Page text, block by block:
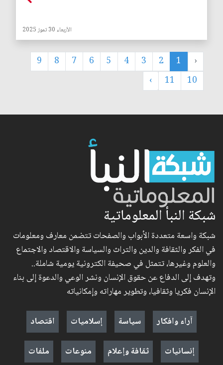
الأربعاء 30 تموز 2025
‹
1
2
3
4
5
6
7
8
9
10
11
›
شبكة النبأ المعلوماتية
شبكة واسعة متعددة الأبواب والصفحات تتضمن معارف ومعلومات
في الفكر والثقافة والدين والتراث والسياسة والاقتصاد والاجتماع
والعلوم وغيرها، تتمثل في صحيفة الكترونية يومية شاملة..
وتهدف إلى الدفاع عن حقوق الإنسان ونشر الوعي والدعوة إلى بناء
الإنسان فكريا وثقافيا، وتطوير مهاراته وإمكانياته
آراء وافكار
سياسة إسلاميات
اقتصاد
إنسانيات
ثقافة وإعلام منوعات ملفات